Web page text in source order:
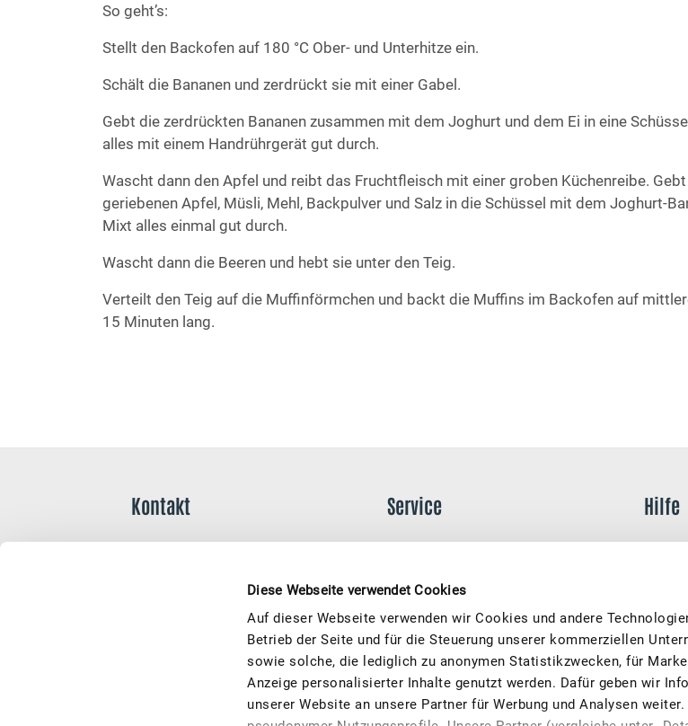
Diese Webseite verwendet Cookies
Auf dieser Webseite verwenden wir Cookies und andere
Betrieb der Seite und für die Steuerung unserer kommerziellen
sowie solche, die lediglich zu anonymen Statistikzwecken, für
Anzeige personalisierter Inhalte genutzt werden. Dafür geben wir
unserer Website an unsere Partner für Werbung und Analysen
So geht’s:
Stellt den Backofen auf 180 °C Ober- und Unterhitze ein.
Schält die Bananen und zerdrückt sie mit einer Gabel.
Gebt die zerdrückten Bananen zusammen mit dem Joghurt und dem Ei in eine
alles mit einem Handrührgerät gut durch.
Wascht dann den Apfel und reibt das Fruchtfleisch mit einer groben Küchenreibe.
geriebenen Apfel, Müsli, Mehl, Backpulver und Salz in die Schüssel mit dem Joghurt-
Mixt alles einmal gut durch.
Wascht dann die Beeren und hebt sie unter den Teig.
Verteilt den Teig auf die Muffinförmchen und backt die Muffins im Backofen auf
15 Minuten lang.
Kontakt Service
Datenschutz
Impressum
Widerrufsrecht
Cookieverwaltung
Hilfe